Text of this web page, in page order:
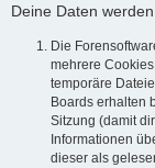
Deine Daten
Die
mehrere
temporäre
Boards erhalten
Sitzung (damit
Informationen
dieser als